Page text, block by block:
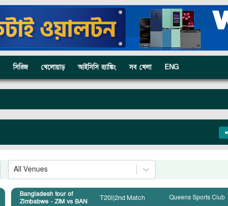
সিরিজ খেলোয়াড় আইসিসি র‍্যাঙ্কিং সব খেলা ENG
All Venues
Bangladesh tour of
Zimbabwe - ZIM vs BAN
T20I|2nd Match Queens Sports Club